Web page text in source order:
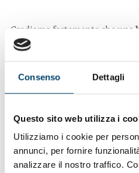
Consenso Dettagli
Questo sito web utilizza i
Utilizziamo i cookie per
annunci, per fornire
analizzare il nostro traffico.
Crediamo fortemente che una
possa raggiungere attraverso la
che i vaccini possono
responsabilità individuale e
La scelta deve essere,
della vaccinazione
Per farlodobbiamo parlare
della scienza. Ci supporterà
Prof.ssa Antonella Viola,